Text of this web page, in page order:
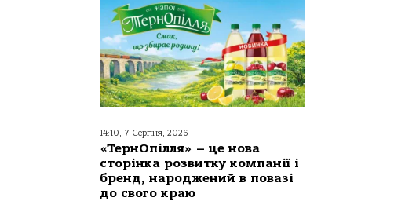
14:10, 7 Серпня, 2026
«ТернОпілля» – це нова
сторінка розвитку компанії і
бренд, народжений в повазі
до свого краю